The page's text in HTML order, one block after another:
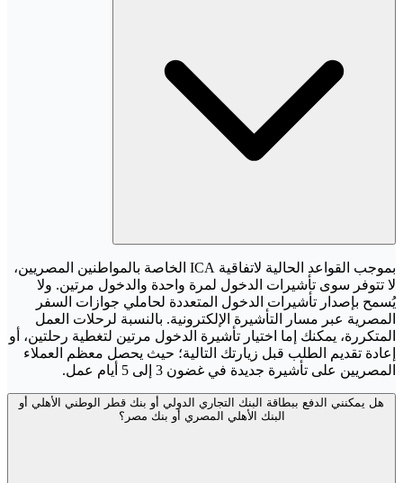
بموجب القواعد الحالية لاتفاقية ICA الخاصة بالمواطنين المصريين،
لا تتوفر سوى تأشيرات الدخول لمرة واحدة والدخول مرتين. ولا
يُسمح بإصدار تأشيرات الدخول المتعددة لحاملي جوازات السفر
المصرية عبر مسار التأشيرة الإلكترونية. بالنسبة لرحلات العمل
المتكررة، يمكنك إما اختيار تأشيرة الدخول مرتين لتغطية رحلتين، أو
إعادة تقديم الطلب قبل زيارتك التالية؛ حيث يحصل معظم العملاء
المصريين على تأشيرة جديدة في غضون 3 إلى 5 أيام عمل.
هل يمكنني الدفع ببطاقة البنك التجاري الدولي أو بنك قطر الوطني الأهلي أو
البنك الأهلي المصري أو بنك مصر؟